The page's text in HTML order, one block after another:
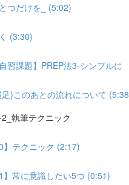
つだけを_ (5:02)
(3:30)
自習課題】PREP法3-シンプルに
足)このあとの流れについて
執筆テクニック
0】テクニック (2:17)
1】常に意識したい5つ (0:51)